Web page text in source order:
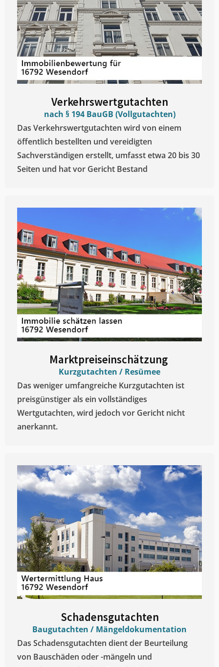
Verkehrswertgutachten
nach § 194 BauGB (Vollgutachten)
Das Verkehrswertgutachten wird von einem
öffentlich bestellten und vereidigten
Sachverständigen erstellt, umfasst etwa 20 bis 30
Seiten und hat vor Gericht Bestand
Marktpreiseinschätzung ​
Kurzgutachten / Resümee
Das weniger umfangreiche Kurzgutachten ist
preisgünstiger als ein vollständiges
Wertgutachten, wird jedoch vor Gericht nicht
anerkannt.
Schadensgutachten
Baugutachten / Mängeldokumentation
Das Schadensgutachten dient der Beurteilung
von Bauschäden oder -mängeln und